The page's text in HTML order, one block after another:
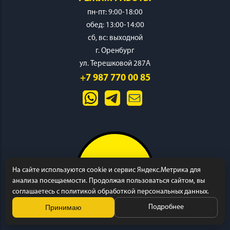
пн-пт: 9:00-18:00
обед: 13:00-14:00
cб, вс: выходной
г. Оренбург
ул. Терешковой 287А
+7 987 770 00 85
На сайте используются cookie и сервис Яндекс.Метрика для
анализа посещаемости. Продолжая пользоваться сайтом, вы
соглашаетесь с политикой обработкой персональных данных.
Принимаю Подробнее